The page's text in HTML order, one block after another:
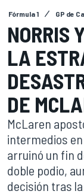
Fórmula 1 GP de
NORRIS
LA
DE
McLaren
intermedios
arruinó un fin
doble podio,
decisión tras